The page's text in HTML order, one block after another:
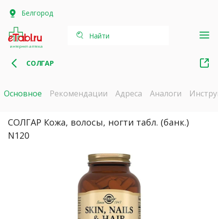
Белгород
интернет-аптека
Найти
СОЛГАР
Основное Рекомендации Адреса Аналоги
СОЛГАР Кожа, волосы, ногти табл. (банк.)
N120